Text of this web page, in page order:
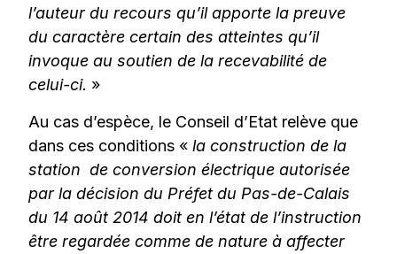
l’auteur du recours qu’il apporte la preuve
du caractère certain des atteintes qu’il
invoque au soutien de la recevabilité de
celui-ci. »
Au cas d’espèce, le Conseil d’Etat relève que
dans ces conditions «la construction de la
station de conversion électrique autorisée
par la décision du Préfet du Pas-de-Calais
du 14 août 2014 doit en l’état de l’instruction
être regardée comme de nature à affecter